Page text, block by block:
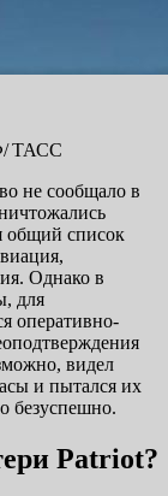
ТАСС
не сообщало в
общий список
Однако в
для
оперативно-
видел
и пытался их
безуспешно.
Patriot?